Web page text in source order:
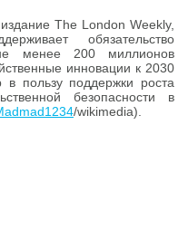
The London Weekly,
обязательство
не менее 200 миллионов
инновации к 2030
в пользу поддержки роста
безопасности в
/wikimedia).